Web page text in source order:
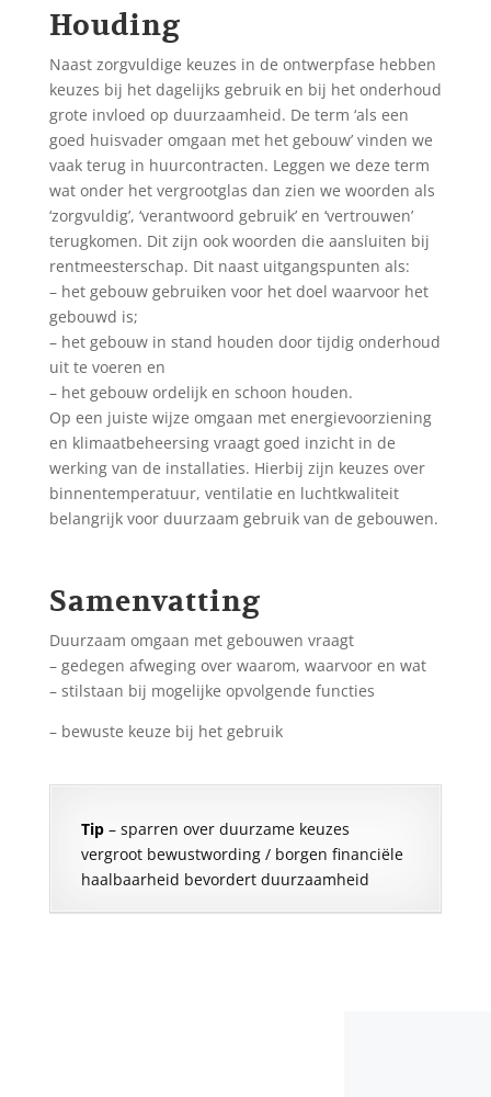
Houding
Naast zorgvuldige keuzes in de ontwerpfase hebben
keuzes bij het dagelijks gebruik en bij het onderhoud
grote invloed op duurzaamheid. De term ‘als een
goed huisvader omgaan met het gebouw’ vinden we
vaak terug in huurcontracten. Leggen we deze term
wat onder het vergrootglas dan zien we woorden als
‘zorgvuldig’, ‘verantwoord gebruik’ en ‘vertrouwen’
terugkomen. Dit zijn ook woorden die aansluiten bij
rentmeesterschap. Dit naast uitgangspunten als:
– het gebouw gebruiken voor het doel waarvoor het
gebouwd is;
– het gebouw in stand houden door tijdig onderhoud
uit te voeren en
– het gebouw ordelijk en schoon houden.
Op een juiste wijze omgaan met energievoorziening
en klimaatbeheersing vraagt goed inzicht in de
werking van de installaties. Hierbij zijn keuzes over
binnentemperatuur, ventilatie en luchtkwaliteit
belangrijk voor duurzaam gebruik van de gebouwen.
Samenvatting
Duurzaam omgaan met gebouwen vraagt
– gedegen afweging over waarom, waarvoor en wat
– stilstaan bij mogelijke opvolgende functies
– bewuste keuze bij het gebruik
Tip– sparren over duurzame keuzes
vergroot bewustwording / borgen financiële
haalbaarheid bevordert duurzaamheid